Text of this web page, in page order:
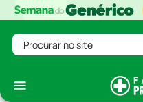
Procurar no site